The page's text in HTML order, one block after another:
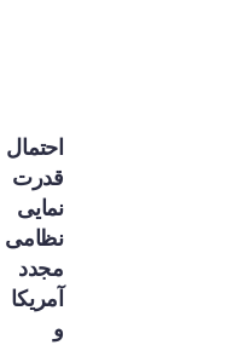
احتمال
قدرت
نمایی
نظامی
مجدد
آمریکا
و